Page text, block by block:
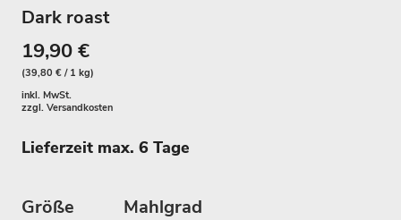
Dark roast
19,90 €
(39,80 € / 1 kg)
inkl. MwSt.
zzgl. Versandkosten
Lieferzeit max. 6 Tage
Größe Mahlgrad